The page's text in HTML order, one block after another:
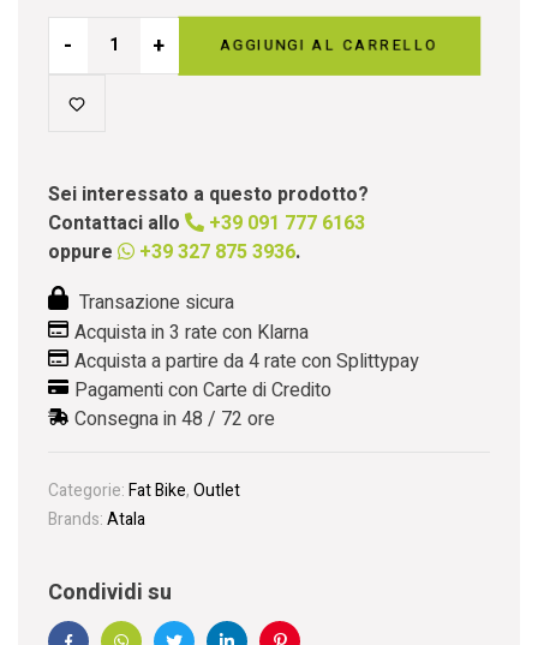
- + AGGIUNGI AL CARRELLO
Sei interessato a questo prodotto?
Contattaci allo
+39 091 777 6163
oppure
+39 327 875 3936.
Transazione sicura
Acquista in 3 rate con Klarna
Acquista a partire da 4 rate con Splittypay
Pagamenti con Carte di Credito
Consegna in 48 / 72 ore
Categorie:Fat Bike,Outlet
Brands:Atala
Condividi su